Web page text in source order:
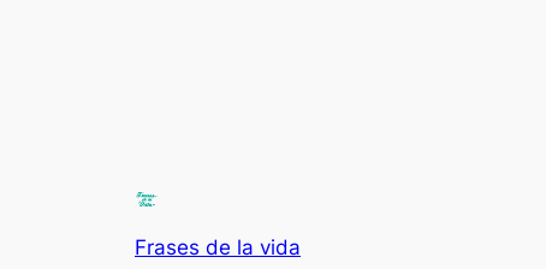
Frases de la vida